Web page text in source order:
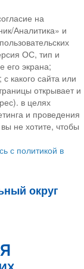
на
Аналитика» и
ОС, тип и
его экрана;
какого сайта или
открывает и
в целях
и проведения
не хотите, чтобы
с политикой в